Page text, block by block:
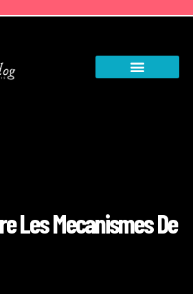
Les Mecanismes De